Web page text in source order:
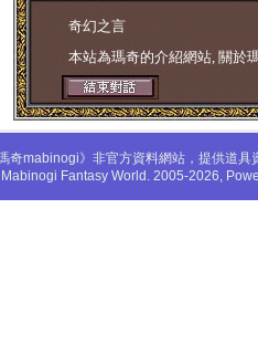
学生妹 奇幻之言
本站為瑪奇的介紹網站, 關於
奇mabinogi》非官方資料網站，提供道
Fantasy World. 2005-2026,